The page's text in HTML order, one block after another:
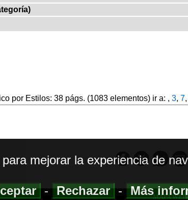
por Estilos: 38 págs. (1083 elementos) ir a: , 3, 7,
MAPA WEB
mejorar la experiencia de
-Rechazar-Más